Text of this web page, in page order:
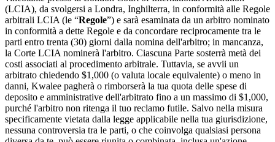
(LCIA), da svolgersi a Londra, Inghilterra, in conformità alle Regole
arbitrali LCIA (le “Regole”) e sarà esaminata da un arbitro nominato
in conformità a dette Regole e da concordare reciprocamente tra le
parti entro trenta (30) giorni dalla nomina dell'arbitro; in mancanza,
la Corte LCIA nominerà l'arbitro. Ciascuna Parte sosterrà metà dei
costi associati al procedimento arbitrale. Tuttavia, se avvii un
arbitrato chiedendo $1,000 (o valuta locale equivalente) o meno in
danni, Kwalee pagherà o rimborserà la tua quota delle spese di
deposito e amministrative dell'arbitrato fino a un massimo di $1,000,
purché l'arbitro non ritenga il tuo reclamo futile. Salvo nella misura
specificamente vietata dalla legge applicabile nella tua giurisdizione,
nessuna controversia tra le parti, o che coinvolga qualsiasi persona